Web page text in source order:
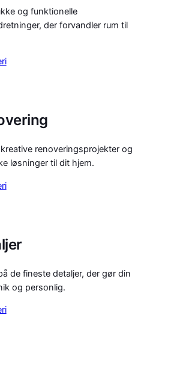
og funktionelle
der forvandler rum til
renoveringsprojekter og
løsninger til dit hjem.
de fineste detaljer, der gør din
og personlig.